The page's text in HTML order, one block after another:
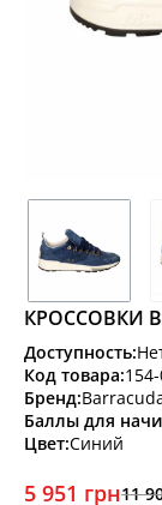
КРОССОВКИ
Доступность:
Код товара:
Бренд:
Баллы для
Цвет:Синий
5 951 грн11